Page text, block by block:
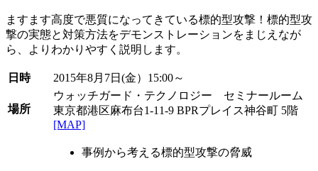
ますます高度で悪質になってきている標的型攻撃！標的型攻
撃の実態と対策方法をデモンストレーションをまじえなが
ら、よりわかりやすく説明します。
日時 2015年8月7日(金）15:00～
場所
ウォッチガード・テクノロジー セミナールーム
東京都港区麻布台1-11-9 BPRプレイス神谷町 5階
[MAP]
事例から考える標的型攻撃の脅威